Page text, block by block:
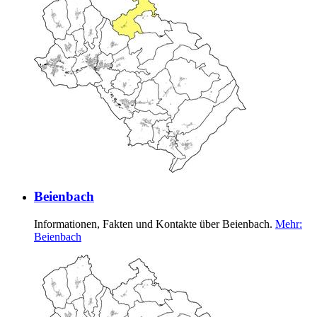
Beienbach
Informationen, Fakten und Kontakte über Beienbach. Mehr:
Beienbach